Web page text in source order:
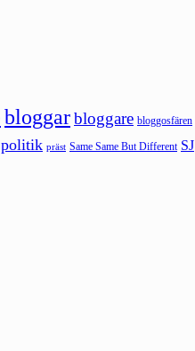
bloggarbloggare bloggosfären
politik präst Same Same But Different SJ